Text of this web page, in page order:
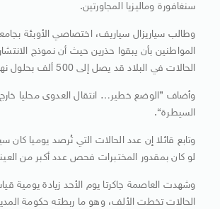
سنغافورة وماليزيا المجاورتين.
وطالب سياريزال سياريف، اختصاصي الأوبئة
المواطنين بأن يبقوا حذرين حيث أن نموذج
الحالات في البلاد قد يصل إلى 500 ألف بحلول نهاية العام.
وأضاف ”الوضع خطير… انتقال العدوى محليا خارج
السيطرة“.
وتابع قائلا إن عدد الحالات التي تُرصد يوميا كان
لو كان بمقدور المختبرات فحص عدد أكبر من
وشهدت العاصمة جاكرتا يوم الأحد زيادة يومية
الحالات تخطت الألف، وهو ما ربطته حكومة